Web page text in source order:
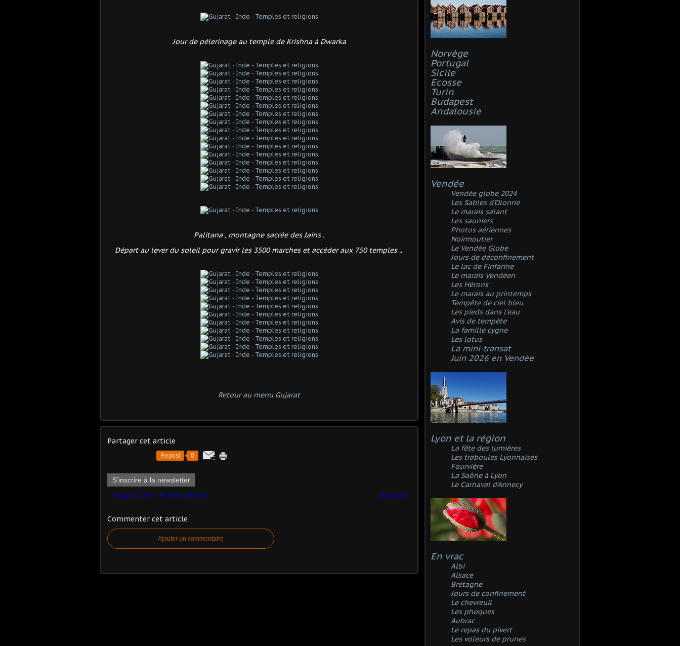
Jour de pélerinage au temple de Krishna à Dwarka
Palitana , montagne sacrée des Jains .
Départ au lever du soleil pour gravir les 3500 marches et accéder aux 750 temples ...
Retour au menu Gujarat
Partager cet article
Repost 0
S'inscrire à la newsletter
Gujarat - Inde - Puits et déserts Beauval
Commenter cet article
Ajouter un commentaire
Norvège
Portugal
Sicile
Ecosse
Turin
Budapest
Andalousie
Vendée
Vendée globe 2024
Les Sables d'Olonne
Le marais salant
Les sauniers
Photos aériennes
Noirmoutier
Le Vendée Globe
Jours de déconfinement
Le lac de Finfarine
Le marais Vendéen
Les Hérons
Le marais au printemps
Tempête de ciel bleu
Les pieds dans l'eau
Avis de tempête
La famille cygne
Les lotus
La mini-transat
Juin 2026 en Vendée
Lyon et la région
La fête des lumières
Les traboules Lyonnaises
Fourvière
La Saône à Lyon
Le Carnaval d'Annecy
En vrac
Albi
Alsace
Bretagne
Jours de confinement
Le chevreuil
Les phoques
Aubrac
Le repas du pivert
Les voleurs de prunes